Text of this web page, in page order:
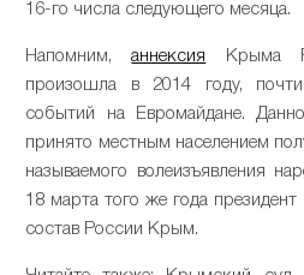
16-го числа следующего месяца.
Напомним,аннексия Крыма
произошла в 2014 году,
событий на Евромайдане.
принято местным населением
называемого волеизъявления
18 марта того же года
состав России Крым.